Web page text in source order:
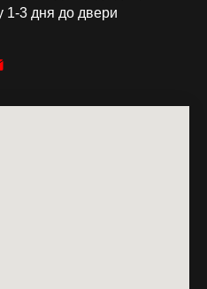
1-3 дня до двери